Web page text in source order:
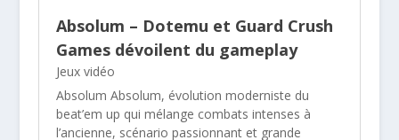
Absolum – Dotemu et Guard Crush
Games dévoilent du gameplay
Jeux vidéo
Absolum Absolum, évolution moderniste du
beat’em up qui mélange combats intenses à
l’ancienne, scénario passionnant et grande